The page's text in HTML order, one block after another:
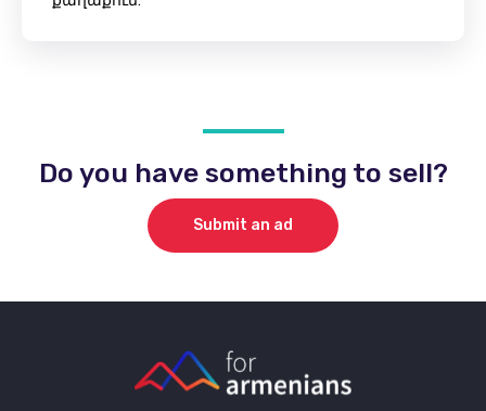
Do you have something to sell?
Submit an ad